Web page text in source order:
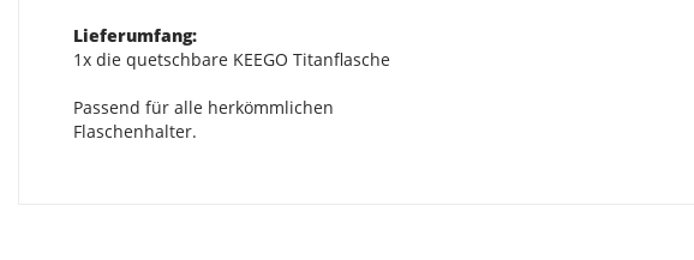
Lieferumfang:
1x die quetschbare KEEGO Titanflasche
Passend für alle herkömmlichen
Flaschenhalter.